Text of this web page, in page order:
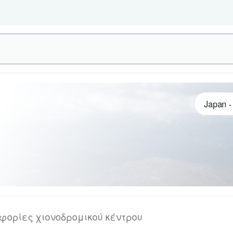
χιονοδρομικού κέντρου